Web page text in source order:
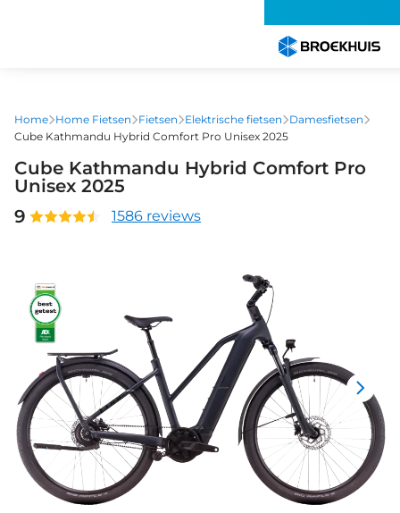
gaan
Home Home Fietsen Fietsen Elektrische fietsen
Damesfietsen
Cube Kathmandu Hybrid Comfort Pro Unisex 2025
Cube Kathmandu Hybrid Comfort Pro
Unisex 2025
9
1586 reviews